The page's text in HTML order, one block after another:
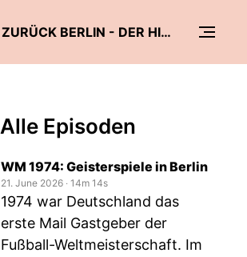
BLICK ZURÜCK BERLIN - DER HISTORY PODCAST
Alle Episoden
WM 1974: Geisterspiele in Berlin
21. June 2026 ‧ 14m 14s
1974 war Deutschland das
erste Mail Gastgeber der
Fußball-Weltmeisterschaft. Im